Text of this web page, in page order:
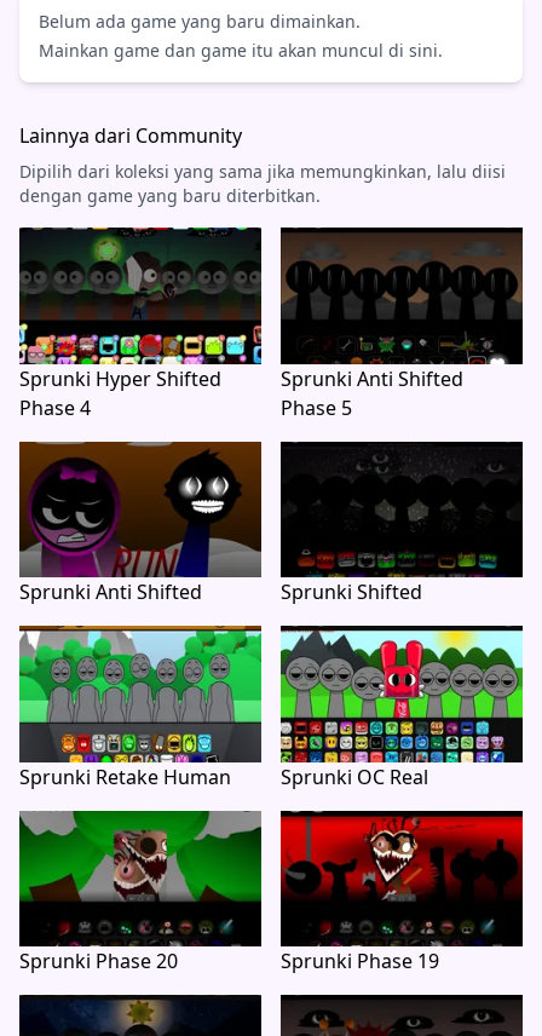
Belum ada game yang baru dimainkan.
Mainkan game dan game itu akan muncul di sini.
Lainnya dari Community
Dipilih dari koleksi yang sama jika memungkinkan, lalu diisi
dengan game yang baru diterbitkan.
Sprunki Hyper Shifted
Phase 4
Sprunki Anti Shifted
Phase 5
Sprunki Anti Shifted Sprunki Shifted
Sprunki Retake Human Sprunki OC Real
Sprunki Phase 20 Sprunki Phase 19